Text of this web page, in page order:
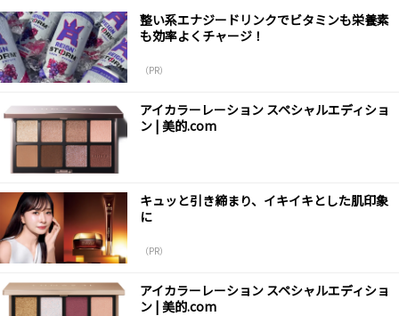
整い系エナジードリンクでビタミンも栄養素
も効率よくチャージ！
（PR）
アイカラーレーション スペシャルエディショ
ン | 美的.com
キュッと引き締まり、イキイキとした肌印象
に
（PR）
アイカラーレーション スペシャルエディショ
ン | 美的.com